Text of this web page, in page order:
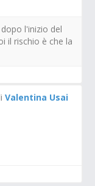
l'inizio del
il rischio è che la
Valentina Usai